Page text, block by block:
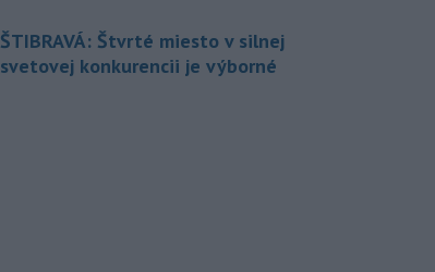
ŠTIBRAVÁ: Štvrté miesto v silnej
svetovej konkurencii je výborné